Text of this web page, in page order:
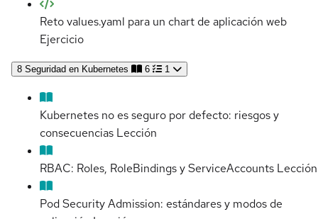
Reto values.yaml para un chart de aplicación web
Ejercicio
8 Seguridad en Kubernetes 6 1
Kubernetes no es seguro por defecto: riesgos y
consecuencias Lección
RBAC: Roles, RoleBindings y ServiceAccounts Lección
Pod Security Admission: estándares y modos de